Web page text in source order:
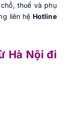
thuế và phụ
liên hệ Hotline
Hà Nội đi